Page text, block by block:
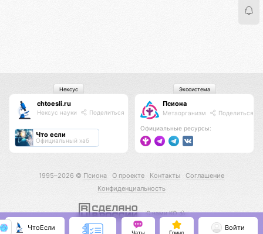
chtoesli.ru
Нексус науки Поделиться
Что если
Официальный хаб
Нексус
Псиона
Метаорганизм Поделиться
Официальные ресурсы:
Экосистема
1995–2026 © Псиона О проекте Контакты
Соглашение
Конфиденциальность
С нами КО 🕉️
ЧтоЕсли
Чаты Гринд
Войти